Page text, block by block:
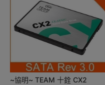
~協明~ TEAM 十銓 CX2